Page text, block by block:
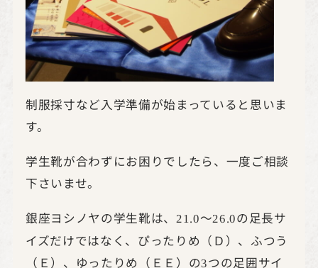
制服採寸など入学準備が始まっていると思いま
す。
学生靴が合わずにお困りでしたら、一度ご相談
下さいませ。
銀座ヨシノヤの学生靴は、 21.0～26.0の足長サ
イズだけではなく、ぴったりめ（Ｄ）、ふつう
（Ｅ）、ゆったりめ（ＥＥ）の3つの足囲サイ